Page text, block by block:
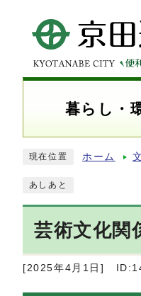
暮らし・
現在位置 ホーム
あしあと
芸術文化関
[2025年4月1日]